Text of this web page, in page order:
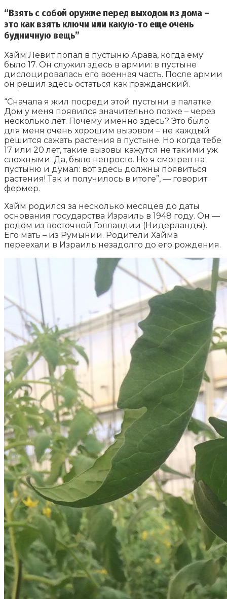
“Взять с собой оружие перед выходом из дома –
это как взять ключи или какую-то еще очень
будничную вещь”
Хайм Левит попал в пустыню Арава, когда ему
было 17. Он служил здесь в армии: в пустыне
дислоцировалась его военная часть. После армии
он решил здесь остаться как гражданский.
“Сначала я жил посреди этой пустыни в палатке.
Дом у меня появился значительно позже – через
несколько лет. Почему именно здесь? Это было
для меня очень хорошим вызовом – не каждый
решится сажать растения в пустыне. Но когда тебе
17 или 20 лет, такие вызовы кажутся не такими уж
сложными. Да, было непросто. Но я смотрел на
пустыню и думал: вот здесь должны появиться
растения! Так и получилось в итоге”, — говорит
фермер.
Хайм родился за несколько месяцев до даты
основания государства Израиль в 1948 году. Он —
родом из восточной Голландии (Нидерланды).
Его мать – из Румынии. Родители Хайма
переехали в Израиль незадолго до его рождения.